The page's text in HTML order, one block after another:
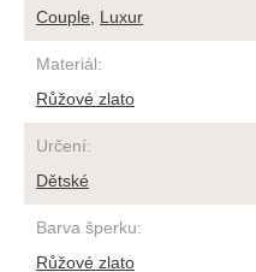
Couple
Luxur
Materiál:
Růžové zlato
Určení:
Dětské
Barva šperku:
Růžové zlato